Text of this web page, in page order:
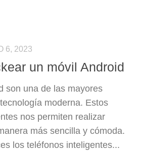
6, 2023
un móvil Android
son una de las mayores
moderna. Estos
nos permiten realizar
más sencilla y cómoda.
los teléfonos inteligentes...